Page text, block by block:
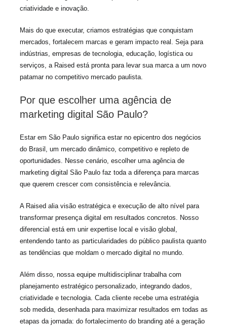
criatividade e inovação.
Mais do que executar, criamos estratégias que conquistam
mercados, fortalecem marcas e geram impacto real. Seja para
indústrias, empresas de tecnologia, educação, logística ou
serviços, a Raised está pronta para levar sua marca a um novo
patamar no competitivo mercado paulista.
Por que escolher uma agência de
marketing digital São Paulo?
Estar em São Paulo significa estar no epicentro dos negócios
do Brasil, um mercado dinâmico, competitivo e repleto de
oportunidades. Nesse cenário, escolher uma agência de
marketing digital São Paulo faz toda a diferença para marcas
que querem crescer com consistência e relevância.
A Raised alia visão estratégica e execução de alto nível para
transformar presença digital em resultados concretos. Nosso
diferencial está em unir expertise local e visão global,
entendendo tanto as particularidades do público paulista quanto
as tendências que moldam o mercado digital no mundo.
Além disso, nossa equipe multidisciplinar trabalha com
planejamento estratégico personalizado, integrando dados,
criatividade e tecnologia. Cada cliente recebe uma estratégia
sob medida, desenhada para maximizar resultados em todas as
etapas da jornada: do fortalecimento do branding até a geração